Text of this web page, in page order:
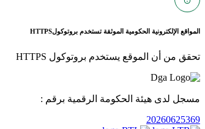
المواقع الإلكترونية الحكومية الموثقة تستخدم بروتوكولHTTPS
تحقق من أن الموقع يستخدم بروتوكول HTTPS
مسجل لدى هيئة الحكومة الرقمية برقم :
20260625369